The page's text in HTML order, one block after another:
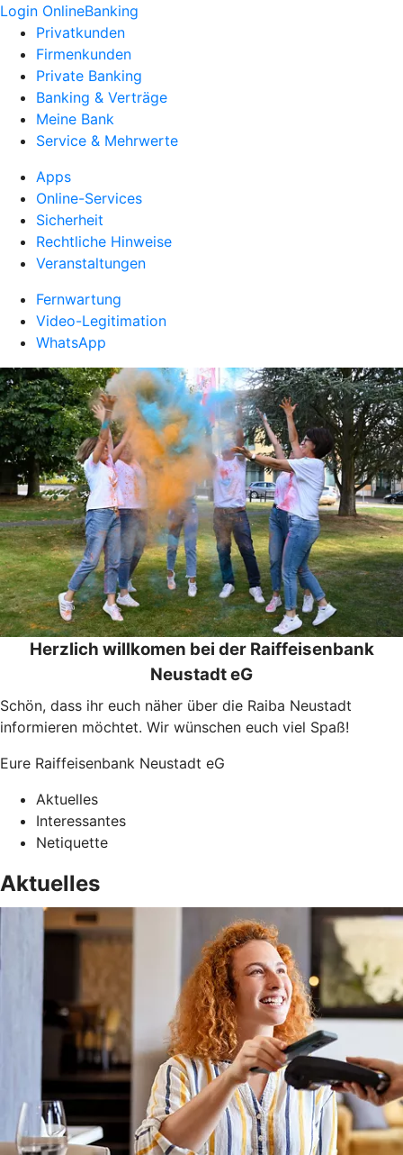
Login OnlineBanking
Privatkunden
Firmenkunden
Private Banking
Banking & Verträge
Meine Bank
Service & Mehrwerte
Apps
Online-Services
Sicherheit
Rechtliche Hinweise
Veranstaltungen
Fernwartung
Video-Legitimation
WhatsApp
Herzlich willkomen bei der Raiffeisenbank
Neustadt eG
Schön, dass ihr euch näher über die Raiba Neustadt
informieren möchtet. Wir wünschen euch viel Spaß!
Eure Raiffeisenbank Neustadt eG
Aktuelles
Interessantes
Netiquette
Aktuelles